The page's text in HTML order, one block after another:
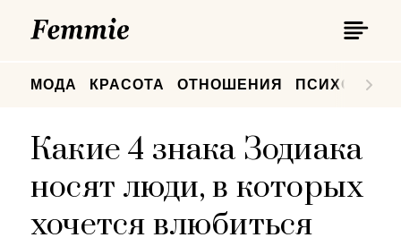
МОДА КРАСОТА ОТНОШЕНИЯ
Какие 4 знака Зодиака
носят люди, в которых
хочется влюбиться